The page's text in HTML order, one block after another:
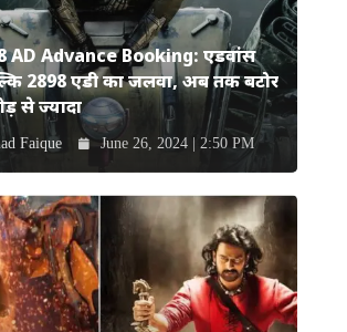
AD Advance Booking: एडवांस
2898 एडी का जलवा, अब तक बटोर
से ज्यादा
Faique June 26, 2024 | 2:50 PM